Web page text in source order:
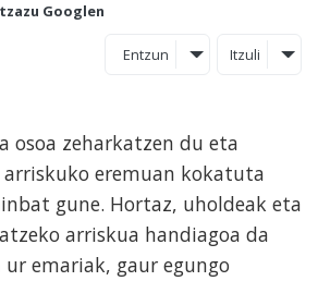
Googlen
Entzun Itzuli
osoa zeharkatzen du eta
eremuan kokatuta
gune. Hortaz, uholdeak eta
arriskua handiagoa da
ur emariak, gaur egungo